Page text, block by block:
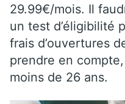
29.99€/mois. Il
un test d’éligibilité
frais d’ouvertures
prendre en
moins de 26 ans.